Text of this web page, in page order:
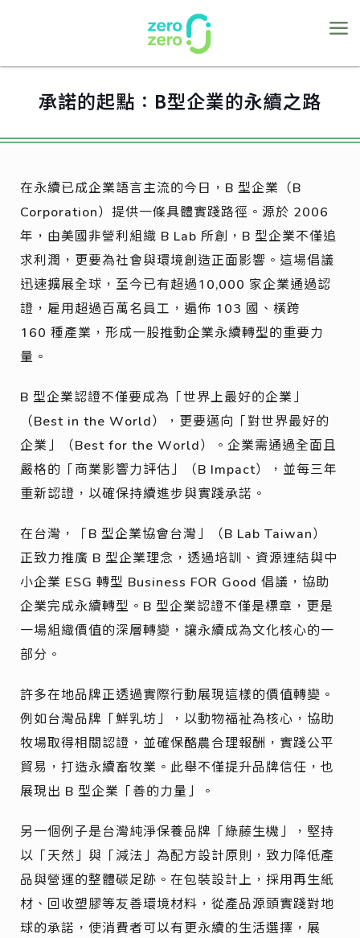
承諾的起點：B型企業的永續之路
在永續已成企業語言主流的今日，B 型企業（B
Corporation）提供一條具體實踐路徑。源於 2006
年，由美國非營利組織 B Lab 所創，B 型企業不僅追
求利潤，更要為社會與環境創造正面影響。這場倡議
迅速擴展全球，至今已有超過10,000 家企業通過認
證，雇用超過百萬名員工，遍佈 103 國、橫跨
160 種產業，形成一股推動企業永續轉型的重要力
量。
B 型企業認證不僅要成為「世界上最好的企業」
（Best in the World），更要邁向「對世界最好的
企業」（Best for the World）。企業需通過全面且
嚴格的「商業影響力評估」（B Impact），並每三年
重新認證，以確保持續進步與實踐承諾。
在台灣，「B 型企業協會台灣」（B Lab Taiwan）
正致力推廣 B 型企業理念，透過培訓、資源連結與中
小企業 ESG 轉型 Business FOR Good 倡議，協助
企業完成永續轉型。B 型企業認證不僅是標章，更是
一場組織價值的深層轉變，讓永續成為文化核心的一
部分。
許多在地品牌正透過實際行動展現這樣的價值轉變。
例如台灣品牌「鮮乳坊」，以動物福祉為核心，協助
牧場取得相關認證，並確保酪農合理報酬，實踐公平
貿易，打造永續畜牧業。此舉不僅提升品牌信任，也
展現出 B 型企業「善的力量」。
另一個例子是台灣純淨保養品牌「綠藤生機」，堅持
以「天然」與「減法」為配方設計原則，致力降低產
品與營運的整體碳足跡。在包裝設計上，採用再生紙
材、回收塑膠等友善環境材料，從產品源頭實踐對地
球的承諾，使消費者可以有更永續的生活選擇，展